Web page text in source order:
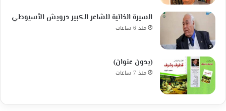
السيرة الذاتية للشاعر الكبير درويش الأسيوطي
منذ 6 ساعات
(بدون عنوان)
منذ 7 ساعات